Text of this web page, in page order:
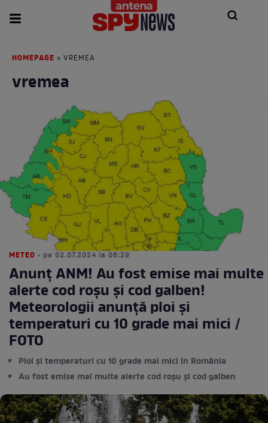
HOMEPAGE » VREMEA
vremea
METEO • pe 02.07.2024 la 08:29
Anunț ANM! Au fost emise mai multe
alerte cod roșu și cod galben!
Meteorologii anunță ploi și
temperaturi cu 10 grade mai mici /
FOTO
Ploi și temperaturi cu 10 grade mai mici în România
Au fost emise mai multe alerte cod roșu și cod galben